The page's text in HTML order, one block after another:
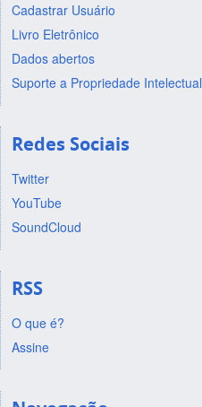
Cadastrar Usuário
Livro Eletrônico
Dados abertos
Suporte a Propriedade Intelectual
Redes Sociais
Twitter
YouTube
SoundCloud
RSS
O que é?
Assine